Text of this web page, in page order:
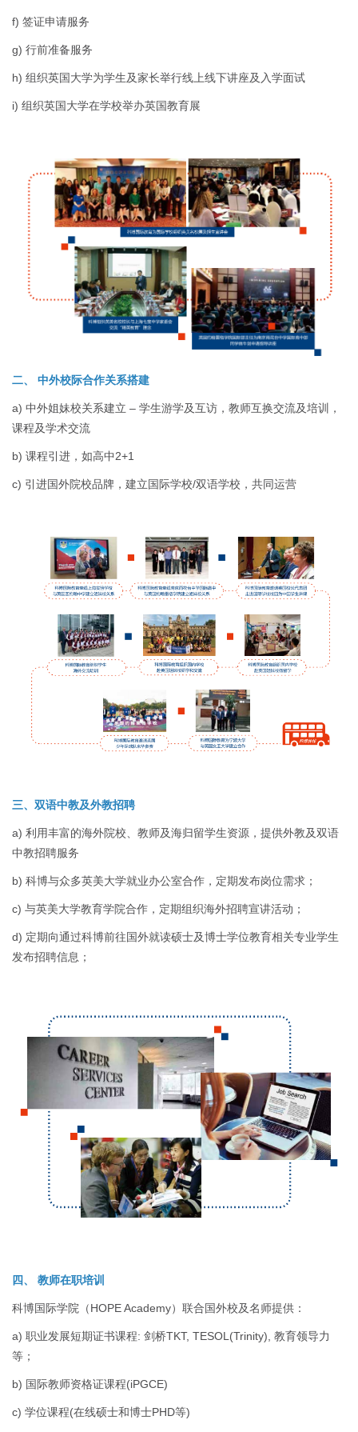
f) 签证申请服务
g) 行前准备服务
h) 组织英国大学为学生及家长举行线上线下讲座及入学面试
i) 组织英国大学在学校举办英国教育展
二、 中外校际合作关系搭建
a) 中外姐妹校关系建立 – 学生游学及互访，教师互换交流及培训，
课程及学术交流
b) 课程引进，如高中2+1
c) 引进国外院校品牌，建立国际学校/双语学校，共同运营
三、双语中教及外教招聘
a) 利用丰富的海外院校、教师及海归留学生资源，提供外教及双语
中教招聘服务
b) 科博与众多英美大学就业办公室合作，定期发布岗位需求；
c) 与英美大学教育学院合作，定期组织海外招聘宣讲活动；
d) 定期向通过科博前往国外就读硕士及博士学位教育相关专业学生
发布招聘信息；
四、 教师在职培训
科博国际学院（HOPE Academy）联合国外校及名师提供：
a) 职业发展短期证书课程: 剑桥TKT, TESOL(Trinity), 教育领导力
等；
b) 国际教师资格证课程(iPGCE)
c) 学位课程(在线硕士和博士PHD等)